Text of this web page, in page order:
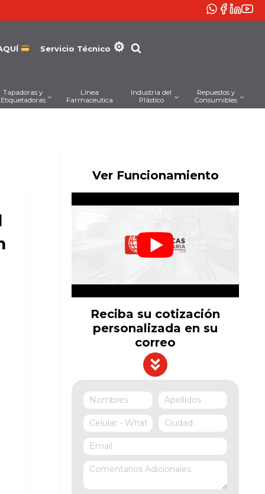
Servicio Técnico
Tapadoras y
Etiquetadoras
Línea
Farmaceutica
Industria del
Plástico
Repuestos y
Consumibles
Ver Funcionamiento
Reciba su cotización
personalizada en su
correo